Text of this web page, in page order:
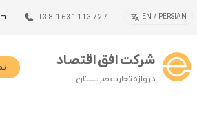
+38 1631113727
شرکت افق اقتصاد
دروازه تجارت صربستان
EN / PERSIAN